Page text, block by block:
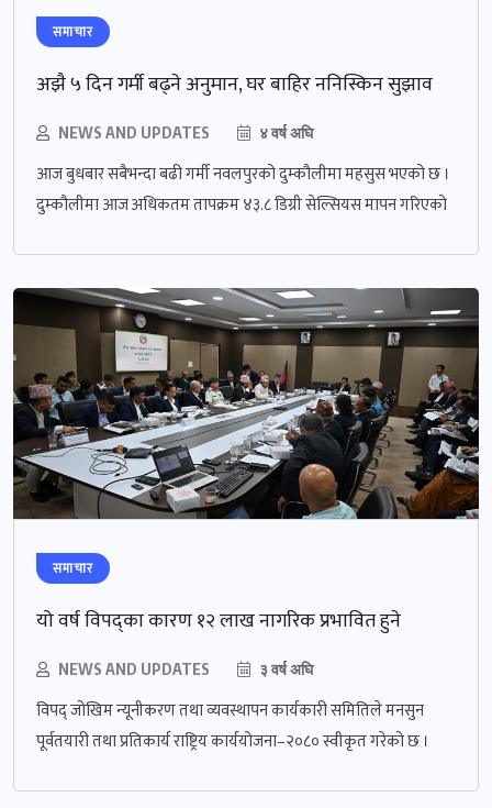
समाचार
अझै ५ दिन गर्मी बढ्ने अनुमान, घर बाहिर ननिस्किन सुझाव
NEWS AND UPDATES ४ वर्ष अघि
आज बुधबार सबैभन्दा बढी गर्मी नवलपुरको दुम्कौलीमा महसुस भएको छ ।
दुम्कौलीमा आज अधिकतम तापक्रम ४३.८ डिग्री सेल्सियस मापन गरिएको
समाचार
यो वर्ष विपद्‌का कारण १२ लाख नागरिक प्रभावित हुने
NEWS AND UPDATES ३ वर्ष अघि
विपद् जोखिम न्यूनीकरण तथा व्यवस्थापन कार्यकारी समितिले मनसुन
पूर्वतयारी तथा प्रतिकार्य राष्ट्रिय कार्ययोजना–२०८० स्वीकृत गरेको छ ।